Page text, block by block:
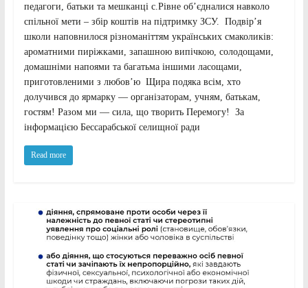
педагоги, батьки та мешканці с.Рівне об’єдналися навколо
спільної мети – збір коштів на підтримку ЗСУ. Подвір’я
школи наповнилося різноманіттям українських смаколиків:
ароматними пиріжками, запашною випічкою, солодощами,
домашніми напоями та багатьма іншими ласощами,
приготовленими з любов’ю Щира подяка всім, хто
долучився до ярмарку — організаторам, учням, батькам,
гостям! Разом ми — сила, що творить Перемогу! За
інформацією Бессарабської селищної ради
Read more